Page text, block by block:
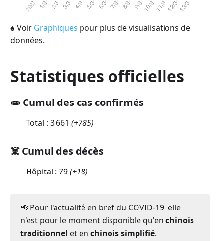
♠ Voir Graphiques pour plus de visualisations de
données.
Statistiques officielles
🧫 Cumul des cas confirmés
Total : 3 661 (+785)
☠️ Cumul des décès
Hôpital : 79(+18)
📢 Pour l'actualité en bref du COVID-19, elle
n'est pour le moment disponible qu'en chinois
traditionnel et en chinois simplifié.